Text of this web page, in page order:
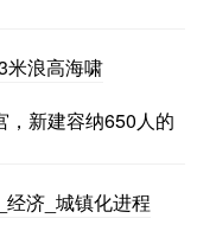
米浪高海啸
，新建容纳650人的
济_城镇化进程